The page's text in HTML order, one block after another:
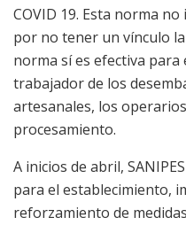
COVID 19. Esta norma
por no tener un vínculo
norma sí es efectiva
trabajador de los
artesanales, los
procesamiento.
A inicios de abril,
para el establecimiento,
reforzamiento de